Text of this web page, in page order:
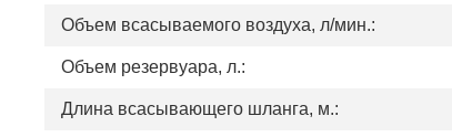
Объем всасываемого воздуха, л/мин.:
Объем резервуара, л.:
Длина всасывающего шланга, м.: